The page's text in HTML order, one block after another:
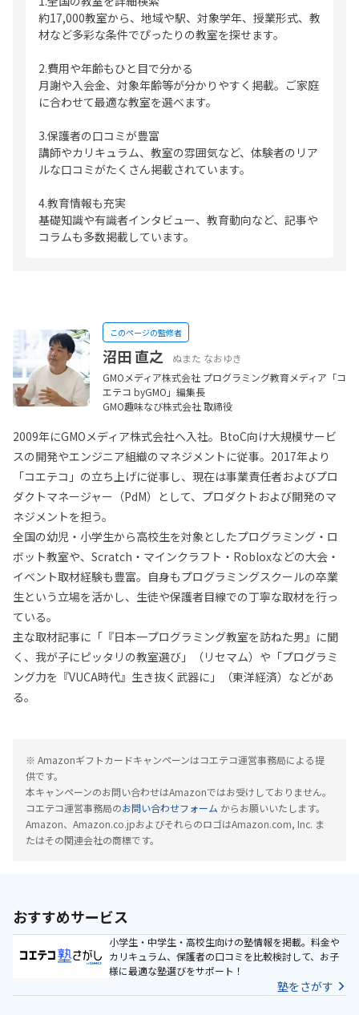
約17,000教室から、地域や駅、対象学年、授業形式、教
材など多彩な条件でぴったりの教室を探せます。
2.費用や年齢もひと目で分かる
月謝や入会金、対象年齢等が分かりやすく掲載。ご家庭
に合わせて最適な教室を選べます。
3.保護者の口コミが豊富
講師やカリキュラム、教室の雰囲気など、体験者のリア
ルな口コミがたくさん掲載されています。
4.教育情報も充実
基礎知識や有識者インタビュー、教育動向など、記事や
コラムも多数掲載しています。
このページの監修者
沼田 直之
ぬまた なおゆき
GMOメディア株式会社 プログラミング教育メディア「コ
エテコ byGMO」編集長
GMO趣味なび株式会社 取締役
2009年にGMOメディア株式会社へ入社。BtoC向け大規模サービ
スの開発やエンジニア組織のマネジメントに従事。2017年より
「コエテコ」の立ち上げに従事し、現在は事業責任者およびプロ
ダクトマネージャー（PdM）として、プロダクトおよび開発のマ
ネジメントを担う。
全国の幼児・小学生から高校生を対象としたプログラミング・ロ
ボット教室や、Scratch・マインクラフト・Robloxなどの大会・
イベント取材経験も豊富。自身もプログラミングスクールの卒業
生という立場を活かし、生徒や保護者目線での丁寧な取材を行っ
ている。
主な取材記事に「『日本一プログラミング教室を訪ねた男』に聞
く、我が子にピッタリの教室選び」（リセマム）や「プログラミ
ング力を『VUCA時代』生き抜く武器に」（東洋経済）などがあ
る。
※ Amazonギフトカードキャンペーンはコエテコ運営事務局による提
供です。
本キャンペーンのお問い合わせはAmazonではお受けしておりません。
コエテコ運営事務局のお問い合わせフォーム からお願いいたします。
Amazon、Amazon.co.jpおよびそれらのロゴはAmazon.com, Inc. ま
たはその関連会社の商標です。
おすすめサービス
小学生・中学生・高校生向けの塾情報を掲載。料金や
カリキュラム、保護者の口コミを比較検討して、お子
様に最適な塾選びをサポート！
塾をさがす